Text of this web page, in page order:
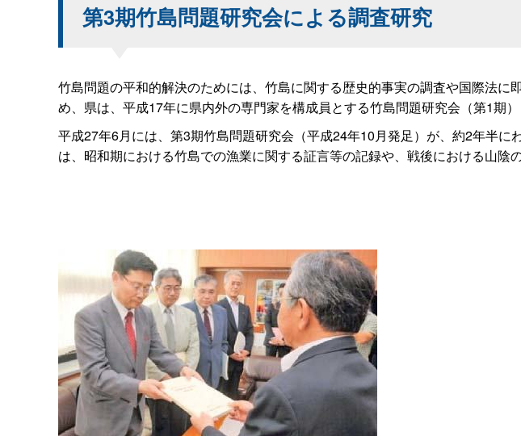
第3期竹島問題研究会による調査研究
竹島問題の平和的解決のためには、竹島に関する歴史的事実の調査や国際法
め、県は、平成17年に県内外の専門家を構成員とする竹島問題研究会（第1期）
平成27年6月には、第3期竹島問題研究会（平成24年10月発足）が、約2年半
は、昭和期における竹島での漁業に関する証言等の記録や、戦後における山陰